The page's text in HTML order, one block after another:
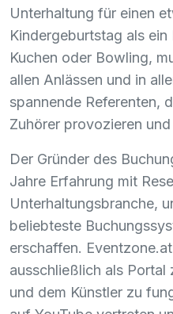
Unterhaltung für einen
Kindergeburtstag als
Kuchen oder Bowling,
allen Anlässen und in
spannende Referenten,
Zuhörer provozieren
Der Gründer des
Jahre Erfahrung mit
Unterhaltungsbranche,
beliebteste
erschaffen.
ausschließlich als Portal
und dem Künstler zu